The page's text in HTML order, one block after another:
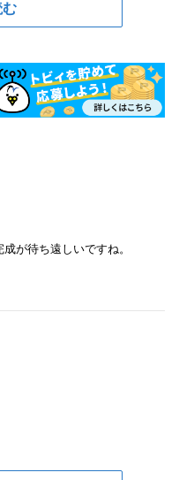
む
が待ち遠しいですね。